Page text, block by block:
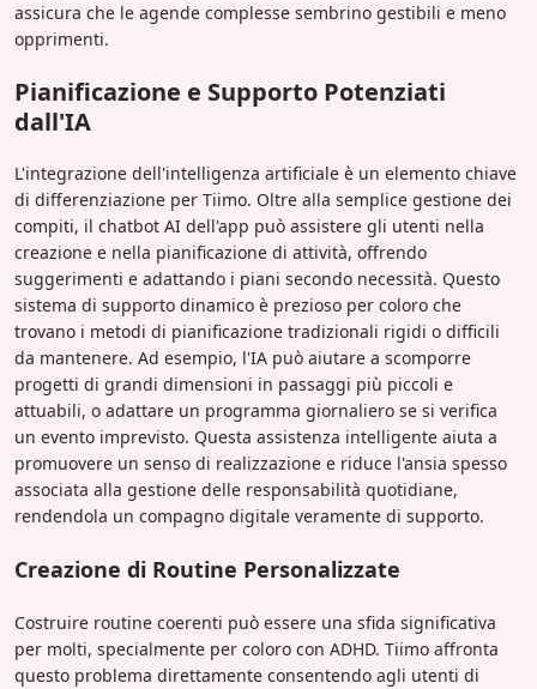
assicura che le agende complesse sembrino gestibili e meno
opprimenti.
Pianificazione e Supporto Potenziati
dall'IA
L'integrazione dell'intelligenza artificiale è un elemento chiave
di differenziazione per Tiimo. Oltre alla semplice gestione dei
compiti, il chatbot AI dell'app può assistere gli utenti nella
creazione e nella pianificazione di attività, offrendo
suggerimenti e adattando i piani secondo necessità. Questo
sistema di supporto dinamico è prezioso per coloro che
trovano i metodi di pianificazione tradizionali rigidi o difficili
da mantenere. Ad esempio, l'IA può aiutare a scomporre
progetti di grandi dimensioni in passaggi più piccoli e
attuabili, o adattare un programma giornaliero se si verifica
un evento imprevisto. Questa assistenza intelligente aiuta a
promuovere un senso di realizzazione e riduce l'ansia spesso
associata alla gestione delle responsabilità quotidiane,
rendendola un compagno digitale veramente di supporto.
Creazione di Routine Personalizzate
Costruire routine coerenti può essere una sfida significativa
per molti, specialmente per coloro con ADHD. Tiimo affronta
questo problema direttamente consentendo agli utenti di